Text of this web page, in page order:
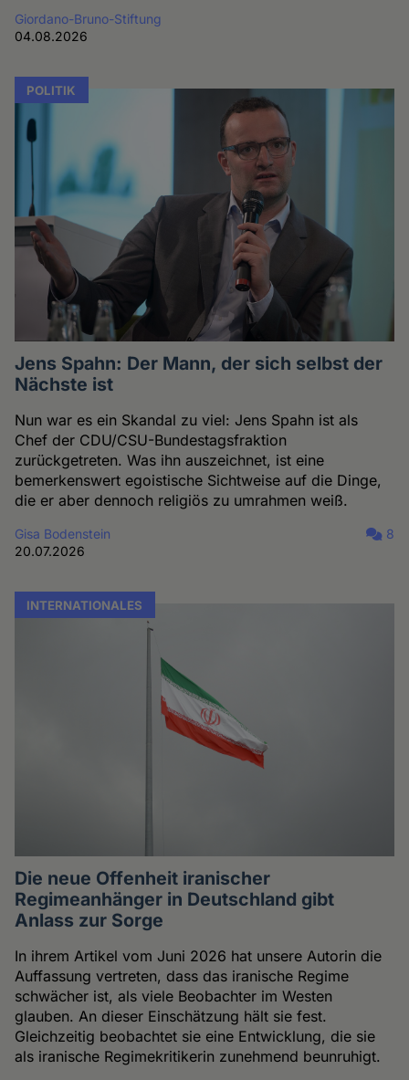
Giordano-Bruno-Stiftung
04.08.2026
POLITIK
Jens Spahn: Der Mann, der sich selbst der
Nächste ist
Nun war es ein Skandal zu viel: Jens Spahn ist als
Chef der CDU/CSU-Bundestagsfraktion
zurückgetreten. Was ihn auszeichnet, ist eine
bemerkenswert egoistische Sichtweise auf die Dinge,
die er aber dennoch religiös zu umrahmen weiß.
Gisa Bodenstein
20.07.2026
8
INTERNATIONALES
Die neue Offenheit iranischer
Regimeanhänger in Deutschland gibt
Anlass zur Sorge
In ihrem Artikel vom Juni 2026 hat unsere Autorin die
Auffassung vertreten, dass das iranische Regime
schwächer ist, als viele Beobachter im Westen
glauben. An dieser Einschätzung hält sie fest.
Gleichzeitig beobachtet sie eine Entwicklung, die sie
als iranische Regimekritikerin zunehmend beunruhigt.